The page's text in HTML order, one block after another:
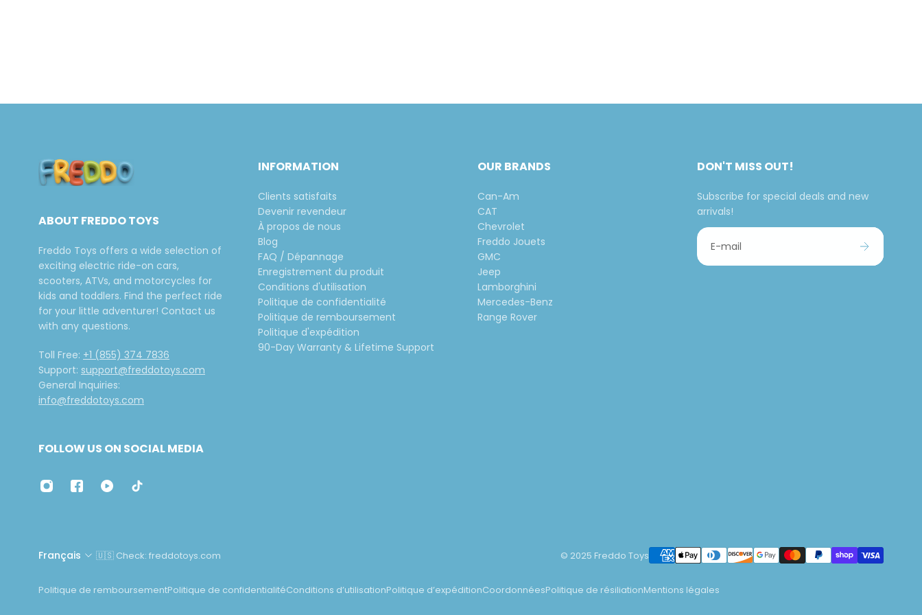
ABOUT FREDDO TOYS
Freddo Toys offers a wide selection of
exciting electric ride-on cars,
scooters, ATVs, and motorcycles for
kids and toddlers. Find the perfect ride
for your little adventurer! Contact us
with any questions.
Toll Free: +1 (855) 374 7836
Support: support@freddotoys.com
General Inquiries:
info@freddotoys.com
INFORMATION
Clients satisfaits
Devenir revendeur
À propos de nous
Blog
FAQ / Dépannage
Enregistrement du produit
Conditions d'utilisation
Politique de confidentialité
Politique de remboursement
Politique d'expédition
90-Day Warranty & Lifetime Support
OUR BRANDS
Can-Am
CAT
Chevrolet
Freddo Jouets
GMC
Jeep
Lamborghini
Mercedes-Benz
Range Rover
DON'T MISS OUT!
Subscribe for special deals and new
arrivals!
E-mail
FOLLOW US ON SOCIAL MEDIA
Français 🇺🇸 Check: freddotoys.com © 2025 Freddo Toys
Politique de remboursementPolitique de confidentialitéConditions d’utilisationPolitique d’expéditionCoordonnéesPolitique de résiliationMentions légales